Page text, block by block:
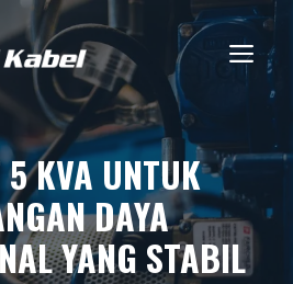
5 KVA UNTUK
DAYA
YANG STABIL